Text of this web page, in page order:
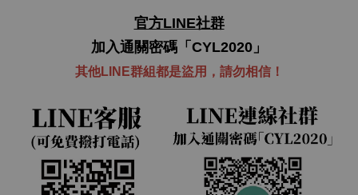
官方LINE社群
加入通關密碼「CYL2020」
其他LINE群組都是盜用， 請勿相信！